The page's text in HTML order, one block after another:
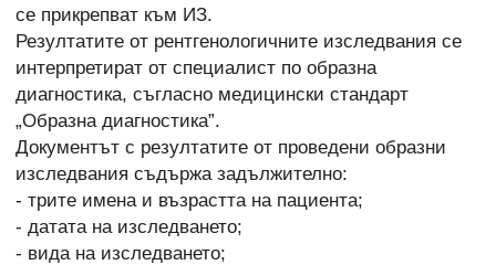
се прикрепват към ИЗ.
Резултатите от рентгенологичните изследвания се
интерпретират от специалист по образна
диагностика, съгласно медицински стандарт
„Образна диагностика”.
Документът с резултатите от проведени образни
изследвания съдържа задължително:
- трите имена и възрастта на пациента;
- датата на изследването;
- вида на изследването;